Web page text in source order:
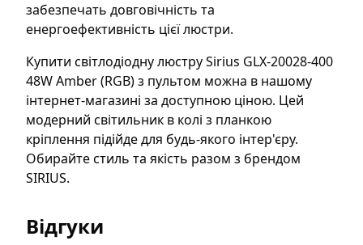
забезпечать довговічність та
енергоефективність цієї люстри.
Купити світлодіодну люстру Sirius GLX-20028-400
48W Amber (RGB) з пультом можна в нашому
інтернет-магазині за доступною ціною. Цей
модерний світильник в колі з планкою
кріплення підійде для будь-якого інтер'єру.
Обирайте стиль та якість разом з брендом
SIRIUS.
Відгуки